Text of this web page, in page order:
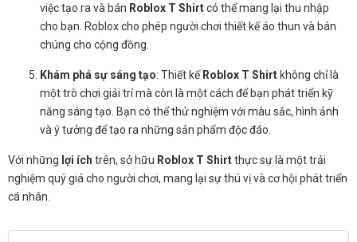
việc tạo ra và bán Roblox T Shirtcó thể mang lại thu nhập
cho bạn. Roblox cho phép người chơi thiết kế áo thun và bán
chúng cho cộng đồng.
Khám phá sự sáng tạo: Thiết kế Roblox T Shirt không chỉ là
một trò chơi giải trí mà còn là một cách để bạn phát triển kỹ
năng sáng tạo. Bạn có thể thử nghiệm với màu sắc, hình ảnh
và ý tưởng để tạo ra những sản phẩm độc đáo.
Với những lợi ích trên, sở hữu Roblox T Shirtthực sự là một trải
nghiệm quý giá cho người chơi, mang lại sự thú vị và cơ hội phát triển
cá nhân.